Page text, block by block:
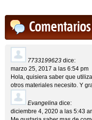
7733199623 dice:
marzo 25, 2017 a las 6:54 pm
Hola, quisiera saber que
otros materiales necesito. Y
Evangelina dice:
diciembre 4, 2020 a las 5:43